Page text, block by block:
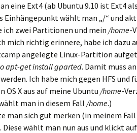
eine Ext4 (ab Ubuntu 9.10 ist Ext4
Einhängepunkt wählt man „/“ und
ich zwei Partitionen und mein/home-
mich richtig erinnere, habe ich dazu
angelegte Linux-Partition
apt-get install gparted. Damit muss
Ich habe mich gegen HFS und
X aus auf meine Ubuntu /home-
man in diesem Fall /home.)
sich gut merken (in meinem Fall
wählt man nun aus und klickt auf